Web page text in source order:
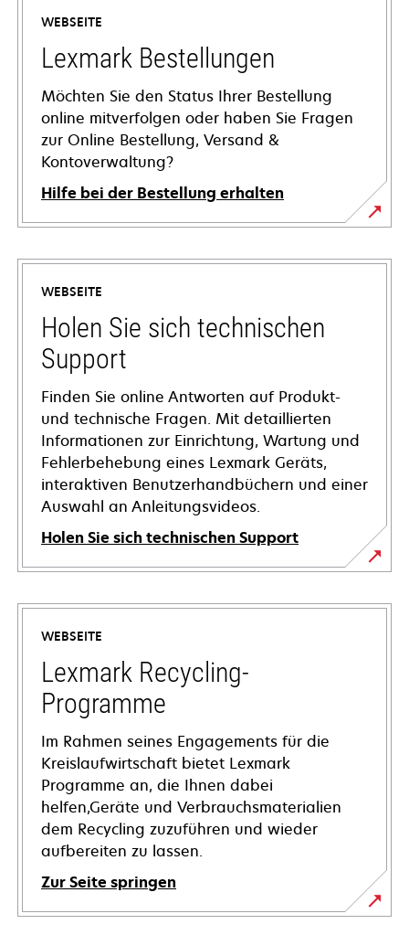
WEBSEITE
Lexmark Bestellungen
Möchten Sie den Status Ihrer Bestellung
online mitverfolgen oder haben Sie Fragen
zur Online Bestellung, Versand &
Kontoverwaltung?
Hilfe bei der Bestellung erhalten
WEBSEITE
Holen Sie sich technischen
Support
Finden Sie online Antworten auf Produkt-
und technische Fragen. Mit detaillierten
Informationen zur Einrichtung, Wartung und
Fehlerbehebung eines Lexmark Geräts,
interaktiven Benutzerhandbüchern und einer
Auswahl an Anleitungsvideos.
Holen Sie sich technischen Support
wird
in
neuen
Registerkarte
geöffnet
WEBSEITE
Lexmark Recycling-
Programme
Im Rahmen seines Engagements für die
Kreislaufwirtschaft bietet Lexmark
Programme an, die Ihnen dabei
helfen,Geräte und Verbrauchsmaterialien
dem Recycling zuzuführen und wieder
aufbereiten zu lassen.
Zur Seite springen